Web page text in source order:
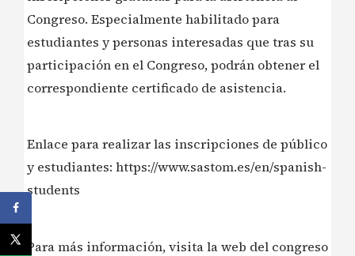
Congreso. Especialmente habilitado para
estudiantes y personas interesadas que tras su
participación en el Congreso, podrán obtener el
correspondiente certificado de asistencia.
Enlace para realizar las inscripciones de público
y estudiantes: https://www.sastom.es/en/spanish-
students
Para más información, visita la web del congreso